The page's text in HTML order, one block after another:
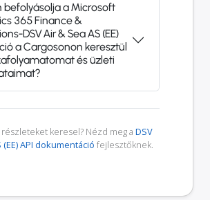
befolyásolja a Microsoft
365 Finance &
DSV Air & Sea AS (EE)
a Cargosonon keresztül
és üzleti
keresel? Nézd meg a DSV
(EE) API dokumentáció fejlesztőknek.